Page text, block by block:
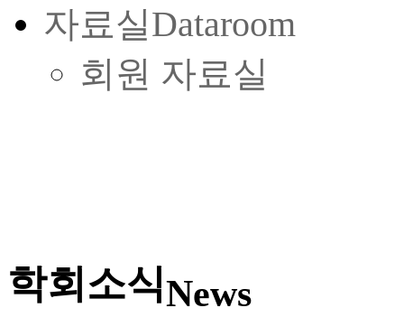
자료실Dataroom
회원 자료실
학회소식News